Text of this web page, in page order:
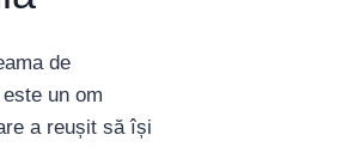
de
un om
a reușit să își